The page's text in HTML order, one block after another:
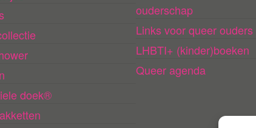
doek®
ouderschap
Links voor queer ouders
LHBTI+ (kinder)boeken
Queer agenda